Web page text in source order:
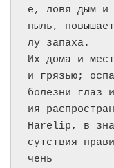
е, ловя дым и
пыль,
лу запаха.
Их дома и
и грязью;
болезни глаз
ия
Harelip, в
сутствия
чень